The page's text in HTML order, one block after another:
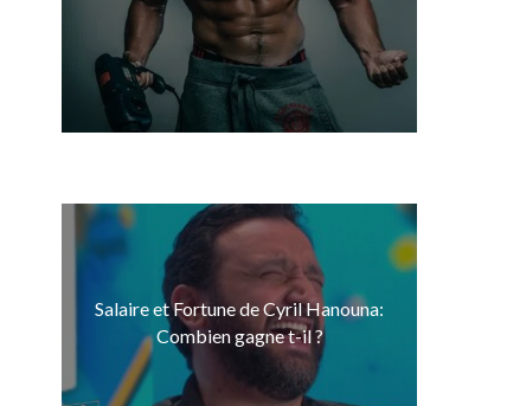
Salaire et Fortune de Cyril Hanouna:
Combien gagne t-il ?